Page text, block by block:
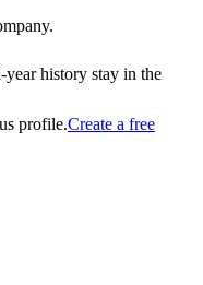
history stay in the
profile.Create a free